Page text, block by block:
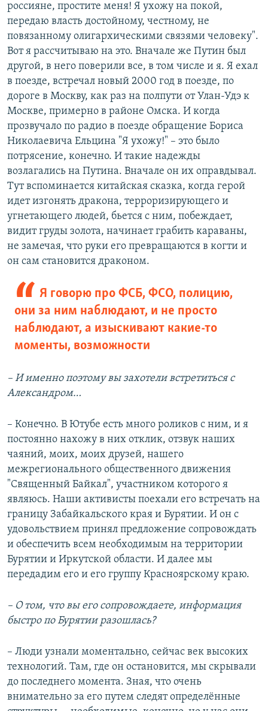
россияне, простите меня! Я ухожу на покой,
передаю власть достойному, честному, не
повязанному олигархическими связями человеку".
Вот я рассчитываю на это. Вначале же Путин был
другой, в него поверили все, в том числе и я. Я ехал
в поезде, встречал новый 2000 год в поезде, по
дороге в Москву, как раз на полпути от Улан-Удэ к
Москве, примерно в районе Омска. И когда
прозвучало по радио в поезде обращение Бориса
Николаевича Ельцина "Я ухожу!" – это было
потрясение, конечно. И такие надежды
возлагались на Путина. Вначале он их оправдывал.
Тут вспоминается китайская сказка, когда герой
идет изгонять дракона, терроризирующего и
угнетающего людей, бьется с ним, побеждает,
видит груды золота, начинает грабить караваны,
не замечая, что руки его превращаются в когти и
он сам становится драконом.
Я говорю про ФСБ, ФСО, полицию,
они за ним наблюдают, и не просто
наблюдают, а изыскивают какие-то
моменты, возможности
– И именно поэтому вы захотели встретиться с
Александром…
– Конечно. В Ютубе есть много роликов с ним, и я
постоянно нахожу в них отклик, отзвук наших
чаяний, моих, моих друзей, нашего
межрегионального общественного движения
"Священный Байкал", участником которого я
являюсь. Наши активисты поехали его встречать на
границу Забайкальского края и Бурятии. И он с
удовольствием принял предложение сопровождать
и обеспечить всем необходимым на территории
Бурятии и Иркутской области. И далее мы
передадим его и его группу Красноярскому краю.
– О том, что вы его сопровождаете, информация
быстро по Бурятии разошлась?
– Люди узнали моментально, сейчас век высоких
технологий. Там, где он остановится, мы скрывали
до последнего момента. Зная, что очень
внимательно за его путем следят определённые